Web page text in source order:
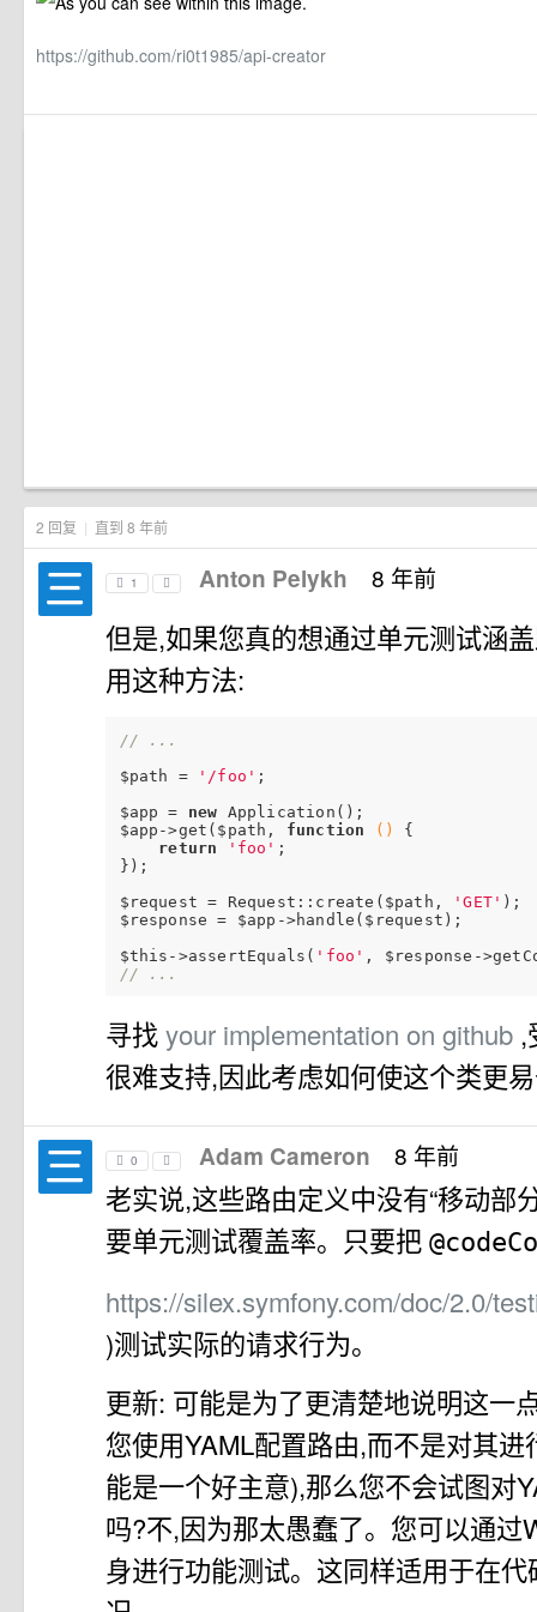
https://github.com/ri0t1985/api-creator
2 回复 | 直到 8 年前
1 Anton Pelykh 8 年前
但是,如果您真的想通过单元测试涵
用这种方法:
// ...
$path =
'/foo' ;
$app = new Application();
$app->get($path, function ()
{
return
'foo' ;
});
$request = Request::create($path,
'GET' );
$response = $app->handle($request);
$this->assertEquals( 'foo'
// ...
寻找your implementation on github ,
很难支持,因此考虑如何使这个类更
0 Adam Cameron 8 年前
老实说,这些路由定义中没有“移动部
要单元测试覆盖率。只要把
https://silex.symfony.com/doc/2.0/
)测试实际的请求行为。
更新: 可能是为了更清楚地说明这一
您使用YAML配置路由,而不是对其
能是一个好主意),那么您不会试图对
吗?不,因为那太愚蠢了。您可以通过
身进行功能测试。这同样适用于在